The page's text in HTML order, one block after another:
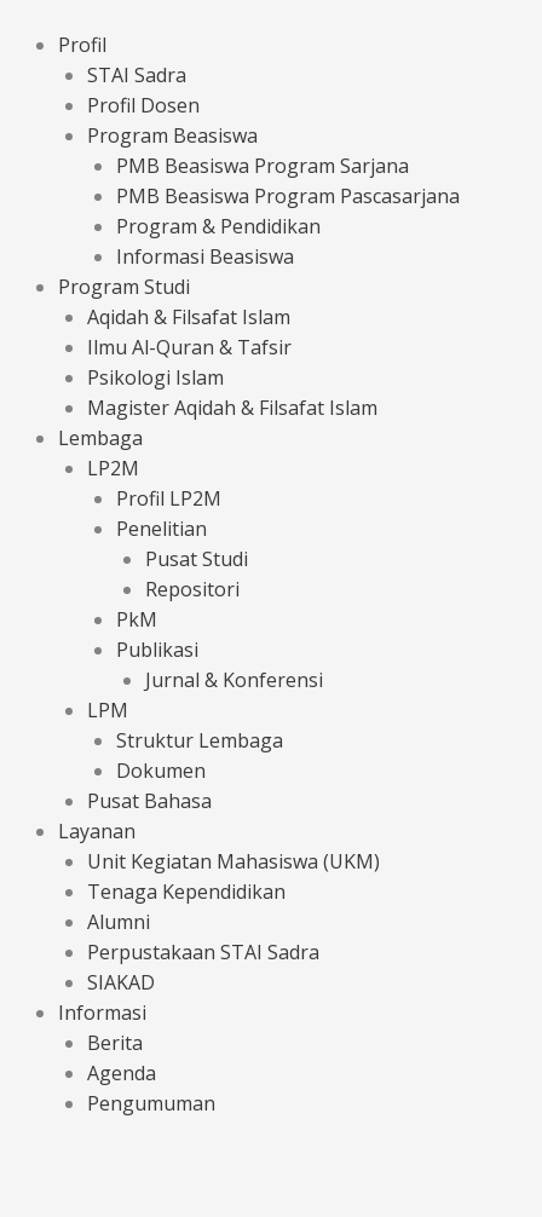
Profil
STAI Sadra
Profil Dosen
Program Beasiswa
PMB Beasiswa Program Sarjana
PMB Beasiswa Program Pascasarjana
Program & Pendidikan
Informasi Beasiswa
Program Studi
Aqidah & Filsafat Islam
Ilmu Al-Quran & Tafsir
Psikologi Islam
Magister Aqidah & Filsafat Islam
Lembaga
LP2M
Profil LP2M
Penelitian
Pusat Studi
Repositori
PkM
Publikasi
Jurnal & Konferensi
LPM
Struktur Lembaga
Dokumen
Pusat Bahasa
Layanan
Unit Kegiatan Mahasiswa (UKM)
Tenaga Kependidikan
Alumni
Perpustakaan STAI Sadra
SIAKAD
Informasi
Berita
Agenda
Pengumuman